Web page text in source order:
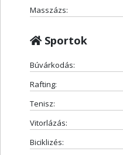
Masszázs:
Sportok
Búvárkodás:
Rafting:
Tenisz:
Vitorlázás:
Biciklizés: